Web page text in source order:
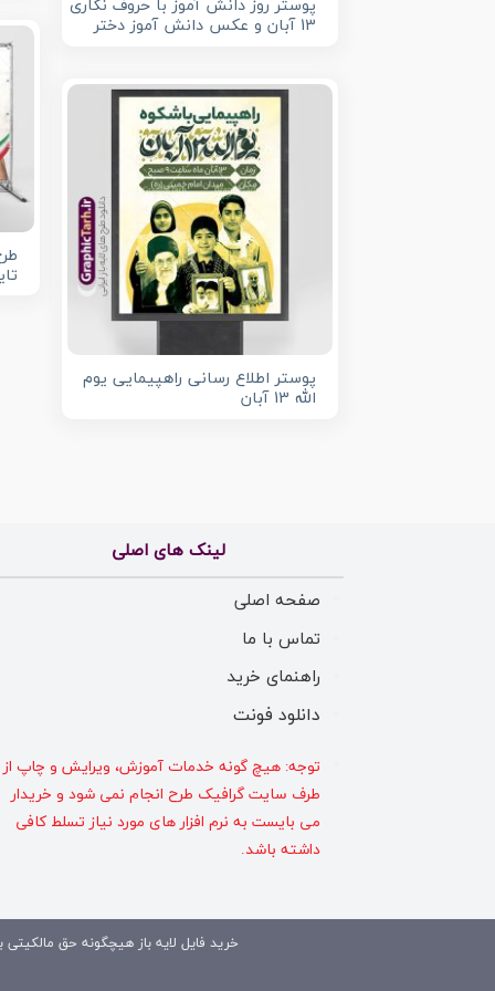
پوستر روز دانش آموز با حروف نگاری
13 آبان و عکس دانش آموز دختر
پوستر اطلاع رسانی راهپیمایی یوم
الله 13 آبان
لینک های اصلی
صفحه اصلی
تماس با ما
راهنمای خرید
دانلود فونت
توجه: هیچ گونه خدمات آموزش، ویرایش و چاپ از
طرف سایت گرافیک طرح انجام نمی شود و خریدار
می بایست به نرم افزار های مورد نیاز تسلط کافی
داشته باشد.
خرید فایل لایه باز هیچگونه حق